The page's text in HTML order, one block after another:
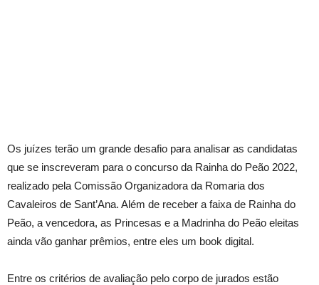
Os juízes terão um grande desafio para analisar as candidatas
que se inscreveram para o concurso da Rainha do Peão 2022,
realizado pela Comissão Organizadora da Romaria dos
Cavaleiros de Sant’Ana. Além de receber a faixa de Rainha do
Peão, a vencedora, as Princesas e a Madrinha do Peão eleitas
ainda vão ganhar prêmios, entre eles um book digital.
Entre os critérios de avaliação pelo corpo de jurados estão